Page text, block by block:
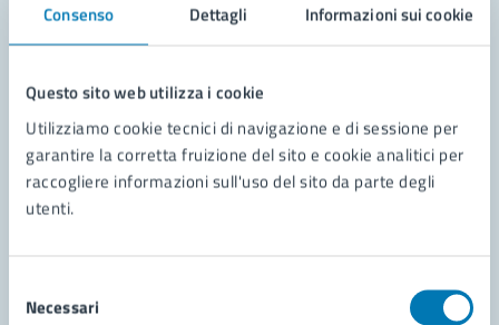
Consenso Dettagli Informazioni sui cookie
Questo sito web utilizza i cookie
Utilizziamo cookie tecnici di navigazione e di sessione per
garantire la corretta fruizione del sito e cookie analitici per
raccogliere informazioni sull'uso del sito da parte degli
utenti.
delNecessari
Leggi le domande frequenti
Richiedi assistenza
Prenota appuntamento
Problemi in città